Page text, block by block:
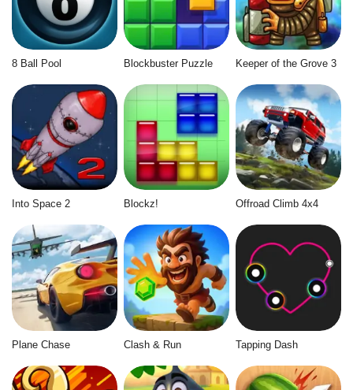
8 Ball Pool Blockbuster Puzzle Keeper of the Grove 3
Into Space 2 Blockz! Offroad Climb 4x4
Plane Chase Clash & Run Tapping Dash